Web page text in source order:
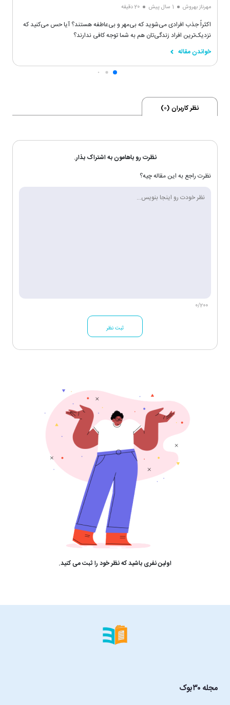
مهرناز بهروش 1 سال پیش 20 دقیقه
اکثراً جذب افرادی می‌شوید که بی‌مهر و بی‌عاطفه هستند؟ آیا حس می‌کنید که
نزدیک‌ترین افراد زندگی‌تان هم به شما توجه کافی ندارند؟
خواندن مقاله
نظر کاربران (0
)
نظرت رو باهامون به اشتراک بذار.
نظرت راجع به این مقاله چیه؟
0/200
ثبت نظر
اولین نفری باشید که نظر خود را ثبت می کنید.
مجله ۳۰بوک